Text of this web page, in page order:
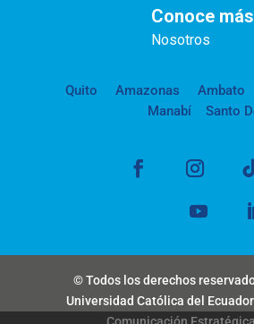
Conoce
Nosotros
Quito Amazonas Ambato
Manabí
Santo
© Todos los derechos
Universidad Católica del